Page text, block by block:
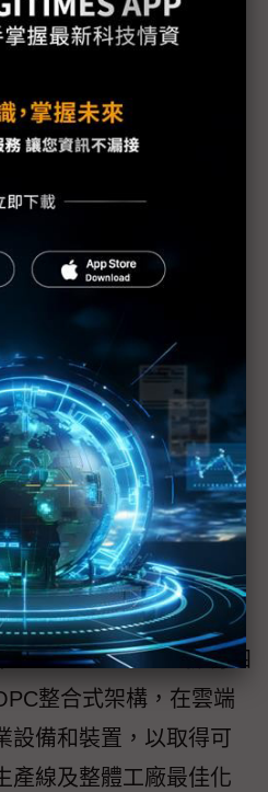
效能， Google Cloud
作業系統，能夠與專為
Android Things完美搭
深入分析聯網裝置的
新的工作，有效杜絕
IoT Suite功能進化
的時間較晚，不過該公
龐大商機，該公司在成
，也開始在該平台上融
務帶來創新與轉型的機
營運最佳化、降低成
目的。
，Azure IoT Suite擁有四
整合式架構，在雲端
設備和裝置，以取得可
產線及整體工廠最佳化